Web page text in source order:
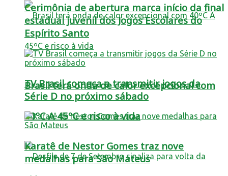
Brasil terá onda de calor excepcional com
40ºC A 45ºC e risco à vida
Cerimônia de abertura marca início da final
estadual juvenil dos Jogos Escolares do
Espírito Santo
TV Brasil começa a transmitir jogos da
Série D no próximo sábado
Karatê de Nestor Gomes traz nove
medalhas para São Mateus